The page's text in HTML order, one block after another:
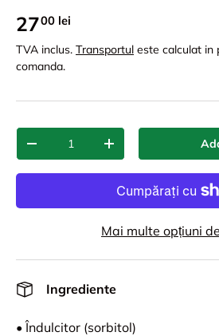
2700 lei
TVA inclus. Transportul este calculat in
comanda.
Cant.
-
+
Mai multe opțiuni
Ingrediente
• Îndulcitor (sorbitol)